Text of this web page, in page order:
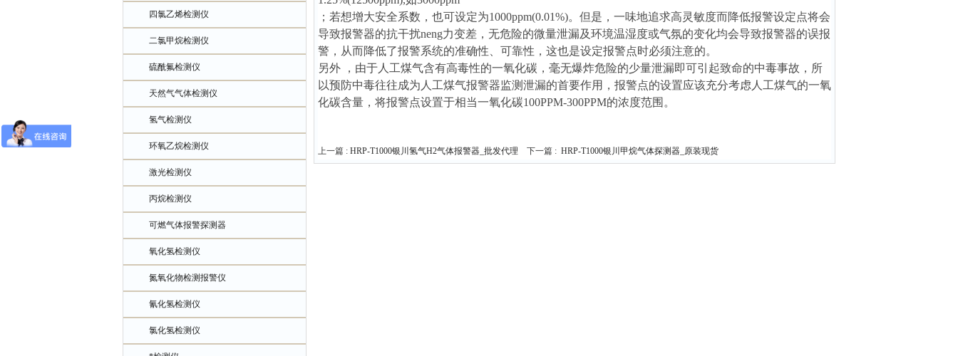
四氯乙烯检测仪
二氯甲烷检测仪
硫酰氟检测仪
天然气气体检测仪
氢气检测仪
环氧乙烷检测仪
激光检测仪
丙烷检测仪
可燃气体报警探测器
氧化氢检测仪
氮氧化物检测报警仪
氰化氢检测仪
氯化氢检测仪
；若想增大安全系数，也可设定为1000ppm(0.01%)。但是，一味地追求高灵敏度而降低报警设定点将会
导致报警器的抗干扰neng力变差，无危险的微量泄漏及环境温湿度或气氛的变化均会导致报警器的误报
警，从而降低了报警系统的准确性、可靠性，这也是设定报警点时必须注意的。
另外 ，由于人工煤气含有高毒性的一氧化碳，毫无爆炸危险的少量泄漏即可引起致命的中毒事故，所
以预防中毒往往成为人工煤气报警器监测泄漏的首要作用，报警点的设置应该充分考虑人工煤气的一氧
化碳含量，将报警点设置于相当一氧化碳100PPM-300PPM的浓度范围。
上一篇 : HRP-T1000银川氢气H2气体报警器_批发代理 下一篇 : HRP-T1000银川甲烷气体探测器_原装现货